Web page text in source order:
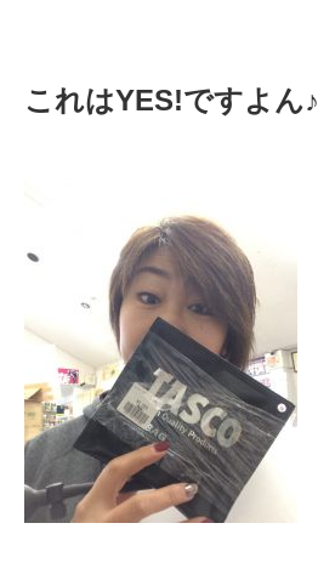
これはYES!ですよん♪